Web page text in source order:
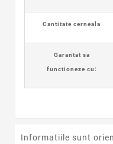
Cantitate cerneala
Garantat sa
functioneze cu:
Informatiile sunt